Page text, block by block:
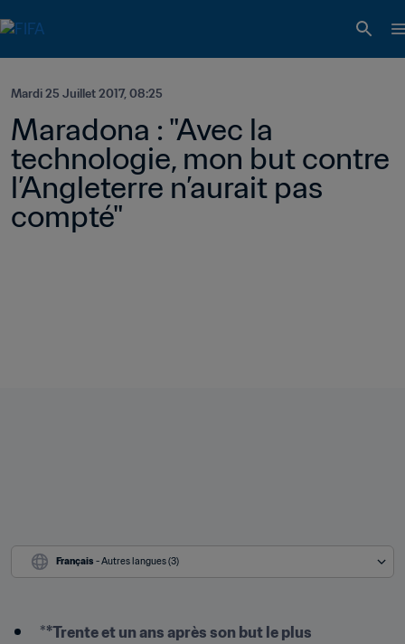
Mardi 25 Juillet 2017, 08:25
Maradona : "Avec la
technologie, mon but contre
l’Angleterre n’aurait pas
compté"
Français - Autres langues (3)
**Trente et un ans après son but le plus